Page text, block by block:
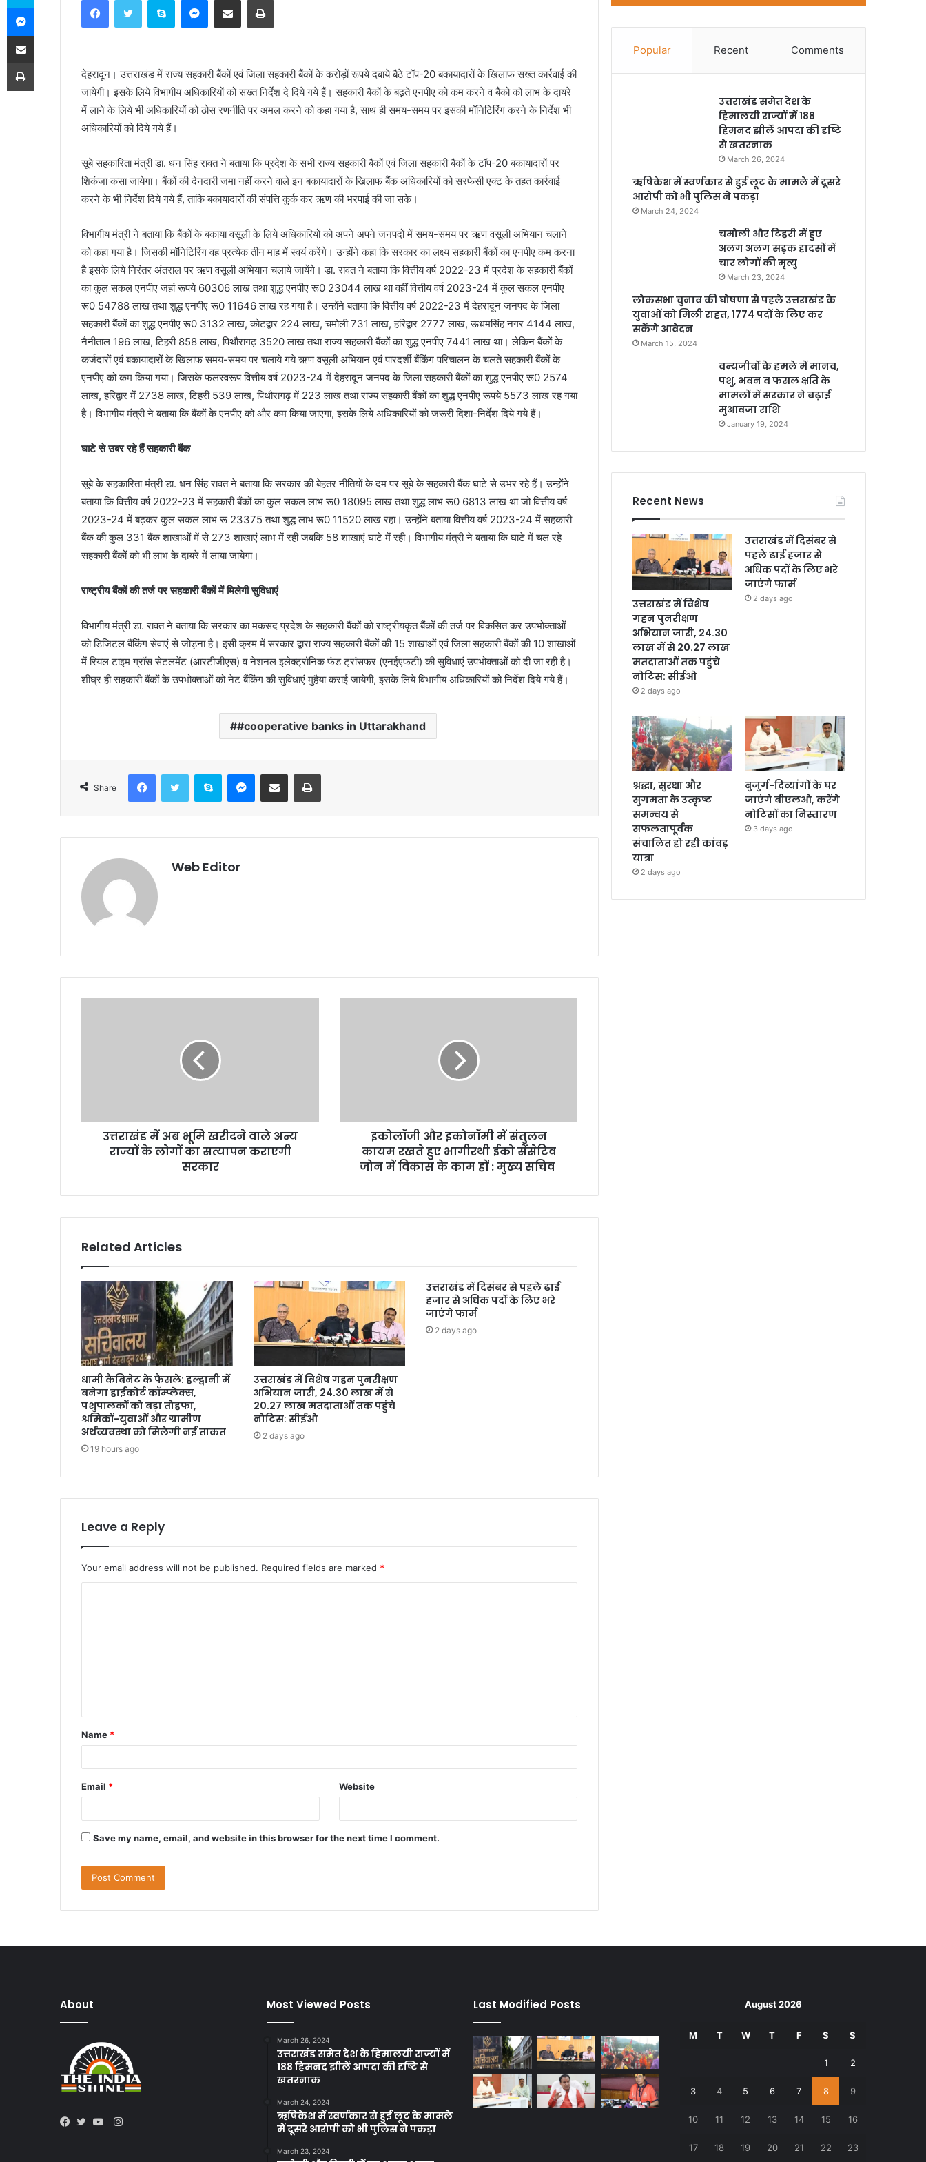
n
d
e
m
a
i
देहरादून। उत्तराखंड में राज्य सहकारी बैंकों एवं जिला सहकारी बैंकों के करोड़ों रूपये दबाये बैठे टॉप-20 बकायादारों के खिलाफ सख्त कार्रवाई की
जायेगी। इसके लिये विभागीय अधिकारियों को सख्त निर्देश दे दिये गये हैं। सहकारी बैंकों के बढ़़ते एनपीए को कम करने व बैंको को लाभ के दायरे
में लाने के लिये भी अधिकारियों को ठोस रणनीति पर अमल करने को कहा गया है, साथ ही समय-समय पर इसकी मॉनिटिरिंग करने के निर्देश भी
अधिकारियों को दिये गये हैं।
सूबे सहकारिता मंत्री डा. धन सिंह रावत ने बताया कि प्रदेश के सभी राज्य सहकारी बैंकों एवं जिला सहकारी बैंकों के टॉप-20 बकायादारों पर
शिकंजा कसा जायेगा। बैंकों की देनदारी जमा नहीं करने वाले इन बकायादारों के खिलाफ बैंक अधिकारियों को सरफेसी एक्ट के तहत कार्रवाई
करने के भी निर्देश दिये गये हैं, ताकि बकायादारों की संपत्ति कुर्क कर ऋण की भरपाई की जा सके।
विभागीय मंत्री ने बताया कि बैंकों के बकाया वसूली के लिये अधिकारियों को अपने अपने जनपदों में समय-समय पर ऋण वसूली अभियान चलाने
को कहा गया है। जिसकी मॉनिटिरिंग वह प्रत्येक तीन माह में स्वयं करेंगे। उन्होंने कहा कि सरकार का लक्ष्य सहकारी बैंकों का एनपीए कम करना
है इसके लिये निरंतर अंतराल पर ऋण वसूली अभियान चलाये जायेंगे। डा. रावत ने बताया कि वित्तीय वर्ष 2022-23 में प्रदेश के सहकारी बैंकों
का कुल सकल एनपीए जहां रूपये 60306 लाख तथा शुद्ध एनपीए रू0 23044 लाख था वहीं वित्तीय वर्ष 2023-24 में कुल सकल एनपीए
रू0 54788 लाख तथा शुद्ध एनपीए रू0 11646 लाख रह गया है। उन्होंने बताया कि वित्तीय वर्ष 2022-23 में देहरादून जनपद के जिला
सहकारी बैंकों का शुद्ध एनपीए रू0 3132 लाख, कोटद्वार 224 लाख, चमोली 731 लाख, हरिद्वार 2777 लाख, ऊधमसिंह नगर 4144 लाख,
नैनीताल 196 लाख, टिहरी 858 लाख, पिथौरागढ़ 3520 लाख तथा राज्य सहकारी बैंकों का शुद्ध एनपीए 7441 लाख था। लेकिन बैंकों के
कर्जदारों एवं बकायादारों के खिलाफ समय-समय पर चलाये गये ऋण वसूली अभियान एवं पारदर्शी बैंकिंग परिचालन के चलते सहकारी बैंकों के
एनपीए को कम किया गया। जिसके फलस्वरूप वित्तीय वर्ष 2023-24 में देहरादून जनपद के जिला सहकारी बैंकों का शुद्ध एनपीए रू0 2574
लाख, हरिद्वार में 2738 लाख, टिहरी 539 लाख, पिथौरागढ़ में 223 लाख तथा राज्य सहकारी बैंकों का शुद्ध एनपीए रूपये 5573 लाख रह गया
है। विभागीय मंत्री ने बताया कि बैंकों के एनपीए को और कम किया जाएगा, इसके लिये अधिकारियों को जरूरी दिशा-निर्देश दिये गये हैं।
घाटे से उबर रहे हैं सहकारी बैंक
सूबे के सहकारिता मंत्री डा. धन सिंह रावत ने बताया कि सरकार की बेहतर नीतियों के दम पर सूबे के सहकारी बैंक घाटे से उभर रहे हैं। उन्होंने
बताया कि वित्तीय वर्ष 2022-23 में सहकारी बैंकों का कुल सकल लाभ रू0 18095 लाख तथा शुद्ध लाभ रू0 6813 लाख था जो वित्तीय वर्ष
2023-24 में बढ़कर कुल सकल लाभ रू 23375 तथा शुद्ध लाभ रू0 11520 लाख रहा। उन्होंने बताया वित्तीय वर्ष 2023-24 में सहकारी
बैंक की कुल 331 बैंक शाखाओं में से 273 शाखाएं लाभ में रही जबकि 58 शाखाएं घाटे में रही। विभागीय मंत्री ने बताया कि घाटे में चल रहे
सहकारी बैंकों को भी लाभ के दायरे में लाया जायेगा।
राष्ट्रीय बैंकों की तर्ज पर सहकारी बैंकों में मिलेगी सुविधाएं
विभागीय मंत्री डा. रावत ने बताया कि सरकार का मकसद प्रदेश के सहकारी बैंकों को राष्ट्रीयकृत बैंकों की तर्ज पर विकसित कर उपभोक्ताओं
को डिजिटल बैंकिंग सेवाएं से जोड़ना है। इसी क्रम में सरकार द्वारा राज्य सहकारी बैंकों की 15 शाखाओं एवं जिला सहकारी बैंकों की 10 शाखाओं
में रियल टाइम ग्रॉस सेटलमेंट (आरटीजीएस) व नेशनल इलेक्ट्रॉनिक फंड ट्रांसफर (एनईएफटी) की सुविधाएं उपभोक्ताओं को दी जा रही है।
शीघ्र ही सहकारी बैंकों के उपभोक्ताओं को नेट बैंकिंग की सुविधाएं मुहैया कराई जायेगी, इसके लिये विभागीय अधिकारियों को निर्देश दिये गये हैं।
#cooperative banks in Uttarakhand
Share
Web Editor
उत्तराखंड में अब भूमि खरीदने वाले अन्य
राज्यों के लोगों का सत्यापन कराएगी
सरकार
इकोलॉजी और इकोनॉमी में संतुलन
कायम रखते हुए भागीरथी ईको सेंसेटिव
जोन में विकास के काम हों : मुख्य सचिव
Related Articles
धामी कैबिनेट के फैसले: हल्द्वानी में
बनेगा हाईकोर्ट कॉम्प्लेक्स,
पशुपालकों को बड़ा तोहफा,
श्रमिकों-युवाओं और ग्रामीण
अर्थव्यवस्था को मिलेगी नई ताकत
19 hours ago
उत्तराखंड में विशेष गहन पुनरीक्षण
अभियान जारी, 24.30 लाख में से
20.27 लाख मतदाताओं तक पहुंचे
नोटिस: सीईओ
2 days ago
उत्तराखंड में दिसंबर से पहले ढाई
हजार से अधिक पदों के लिए भरे
जाएंगे फार्म
2 days ago
Leave a Reply
Your email address will not be published. Required fields are marked *
t
*
Name *
Email * Website
Save my name, email, and website in this browser for the next time I comment.
Popular Recent Comments
उत्तराखंड समेत देश के
हिमालयी राज्यों में 188
हिमनद झीलें आपदा की दृष्टि
से खतरनाक
March 26, 2024
ऋषिकेश में स्वर्णकार से हुई लूट के मामले में दूसरे
आरोपी को भी पुलिस ने पकड़ा
March 24, 2024
चमोली और टिहरी में हुए
अलग अलग सड़क हादसों में
चार लोगों की मृत्यु
March 23, 2024
लोकसभा चुनाव की घोषणा से पहले उत्तराखंड के
युवाओं को मिली राहत, 1774 पदों के लिए कर
सकेंगे आवेदन
March 15, 2024
वन्यजीवों के हमले में मानव,
पशु, भवन व फसल क्षति के
मामलों में सरकार ने बढ़ाई
मुआवजा राशि
January 19, 2024
Recent News
उत्तराखंड में विशेष
गहन पुनरीक्षण
अभियान जारी, 24.30
लाख में से 20.27 लाख
मतदाताओं तक पहुंचे
नोटिस: सीईओ
2 days ago
उत्तराखंड में दिसंबर से
पहले ढाई हजार से
अधिक पदों के लिए भरे
जाएंगे फार्म
2 days ago
श्रद्धा, सुरक्षा और
सुगमता के उत्कृष्ट
समन्वय से
सफलतापूर्वक
संचालित हो रही कांवड़
यात्रा
2 days ago
बुजुर्ग-दिव्यांगों के घर
जाएंगे बीएलओ, करेंगे
नोटिसों का निस्तारण
3 days ago
About
Instagram
Most Viewed Posts
March 26, 2024
उत्तराखंड समेत देश के हिमालयी राज्यों में
188 हिमनद झीलें आपदा की दृष्टि से
खतरनाक
March 24, 2024
ऋषिकेश में स्वर्णकार से हुई लूट के मामले
में दूसरे आरोपी को भी पुलिस ने पकड़ा
March 23, 2024
Last Modified Posts August 2026
M T W T F S S
1 2
3 4 5 6 7 8 9
10 11 12 13 14 15 16
17 18 19 20 21 22 23